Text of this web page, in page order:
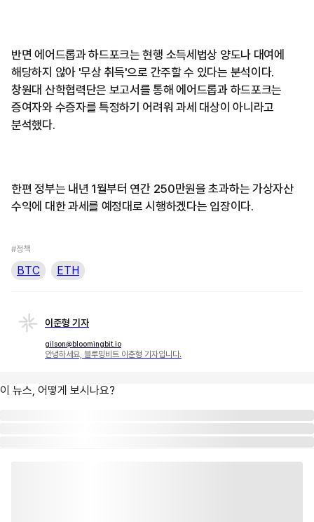
반면 에어드롭과 하드포크는 현행 소득세법상 양도나 대여에
해당하지 않아 '무상 취득'으로 간주할 수 있다는 분석이다.
창원대 산학협력단은 보고서를 통해 에어드롭과 하드포크는
증여자와 수증자를 특정하기 어려워 과세 대상이 아니라고
분석했다.
한편 정부는 내년 1월부터 연간 250만원을 초과하는 가상자산
수익에 대한 과세를 예정대로 시행하겠다는 입장이다.
#정책
BTC ETH
이준형 기자
gilson@bloomingbit.io
안녕하세요, 블루밍비트 이준형 기자입니다.
이 뉴스, 어떻게 보시나요?